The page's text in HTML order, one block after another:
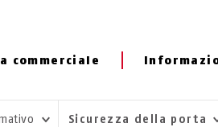
commerciale
Sicurezza della porta